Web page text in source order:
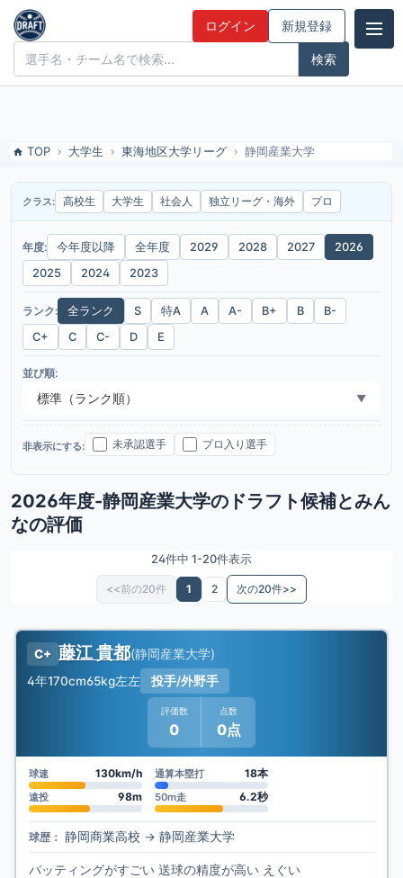
2026年度-静岡産業大学のドラフト候補とみんなの評価
ドラフト候補とみんなの評価
ログイン 新規登録
TOP 大学生 東海地区大学リーグ 静岡産業大学
クラス: 高校生 大学生 社会人 独立リーグ・海外 プロ
年度: 今年度以降 全年度 2029 2028 2027
2026
2025
2024 2023
ランク: 全ランク S 特A A A- B+ B
B-
C+
C C- D E
並び順:
標準（ランク順） ▼
非表示にする: 未承認選手 プロ入り選手
2026年度-静岡産業大学のドラフト候補とみん
なの評価
24件中 1-20件表示
<<前の20件 1 2 次の20件>>
C+ 藤江 貴都(静岡産業大学)
4年170cm65kg左左 投手/外野手
評価数
0
点数
0点
球速 130km/h 通算本塁打 18本
遠投 98m 50m走 6.2秒
球歴： 静岡商業高校 → 静岡産業大学
バッティングがすごい 送球の精度が高い えぐい